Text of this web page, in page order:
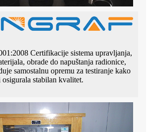
Certifikacije sistema upravljanja,
obrade do napuštanja radionice,
samostalnu opremu za testiranje kako
osigurala stabilan kvalitet.